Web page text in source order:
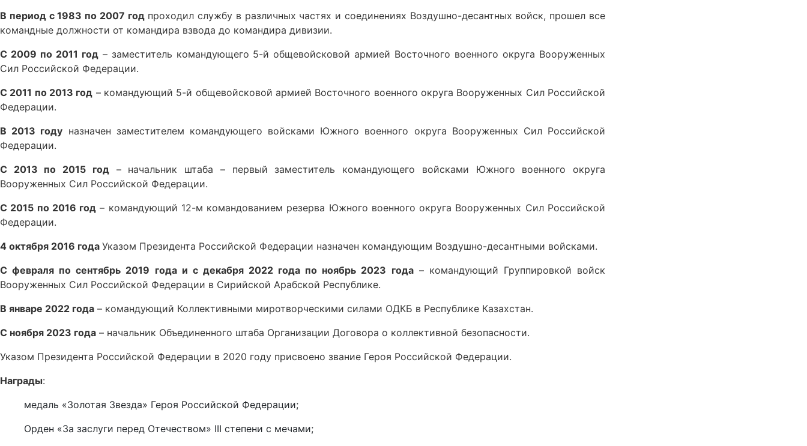
В период с 1983 по 2007 годпроходил службу в различных частях и соединениях Воздушно-десантных войск, прошел все
командные должности от командира взвода до командира дивизии.
С 2009 по 2011 год– заместитель командующего 5-й общевойсковой армией Восточного военного округа Вооруженных
Сил Российской Федерации.
С 2011 по 2013 год – командующий 5-й общевойсковой армией Восточного военного округа Вооруженных Сил Российской
Федерации.
В 2013 году назначен заместителем командующего войсками Южного военного округа Вооруженных Сил Российской
Федерации.
С 2013 по 2015 год– начальник штаба – первый заместитель командующего войсками Южного военного округа
Вооруженных Сил Российской Федерации.
С 2015 по 2016 год – командующий 12-м командованием резерва Южного военного округа Вооруженных Сил Российской
Федерации.
4 октября 2016 года Указом Президента Российской Федерации назначен командующим Воздушно-десантными войсками.
С февраля по сентябрь 2019 года и с декабря 2022 года по ноябрь 2023 года– командующий Группировкой войск
Вооруженных Сил Российской Федерации в Сирийской Арабской Республике.
В январе 2022 года – командующий Коллективными миротворческими силами ОДКБ в Республике Казахстан.
С ноября 2023 года – начальник Объединенного штаба Организации Договора о коллективной безопасности.
Указом Президента Российской Федерации в 2020 году присвоено звание Героя Российской Федерации.
Награды:
медаль «Золотая Звезда» Героя Российской Федерации;
Орден «За заслуги перед Отечеством» III степени с мечами;